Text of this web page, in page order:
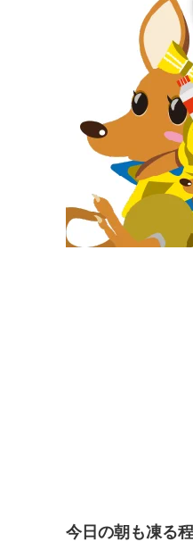
今日の朝も凍る